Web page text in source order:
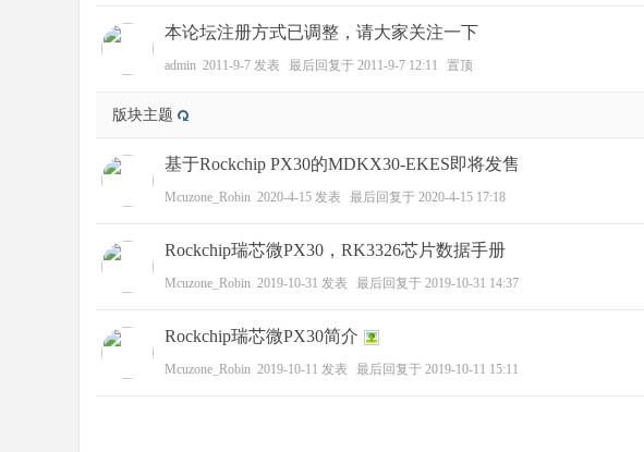
本论坛注册方式已调整，请大家关注一下
admin 2011-9-7 发表 最后回复于 2011-9-7 12:11 置顶
版块主题
基于Rockchip PX30的MDKX30-EKES即将发售
Mcuzone_Robin 2020-4-15 发表 最后回复于 2020-4-15 17:18
Rockchip瑞芯微PX30，RK3326芯片数据手册
Mcuzone_Robin 2019-10-31 发表 最后回复于 2019-10-31 14:37
Rockchip瑞芯微PX30简介
Mcuzone_Robin 2019-10-11 发表 最后回复于 2019-10-11 15:11